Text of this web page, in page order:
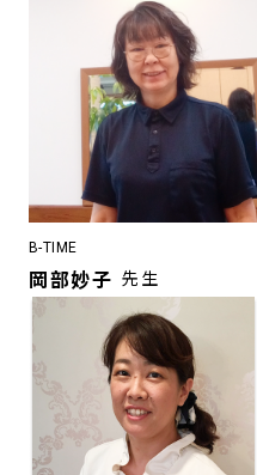
B-TIME
岡部妙子 先生